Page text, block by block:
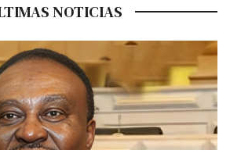
NOTICIAS